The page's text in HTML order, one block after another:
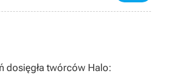
dosięgła twórców Halo: